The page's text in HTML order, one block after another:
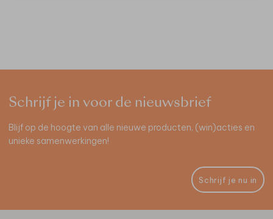
Schrijf je in voor de nieuwsbrief
Blijf op de hoogte van alle nieuwe producten, (win)acties en
unieke samenwerkingen!
Schrijf je nu in